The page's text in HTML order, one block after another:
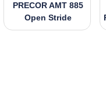
PRECOR AMT 885
Open Stride